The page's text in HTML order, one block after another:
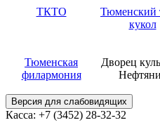
ТКТО
Тюменский
кукол
Тюменская
филармония
Дворец
Версия для слабовидящих
Касса: +7 (3452) 28-32-32